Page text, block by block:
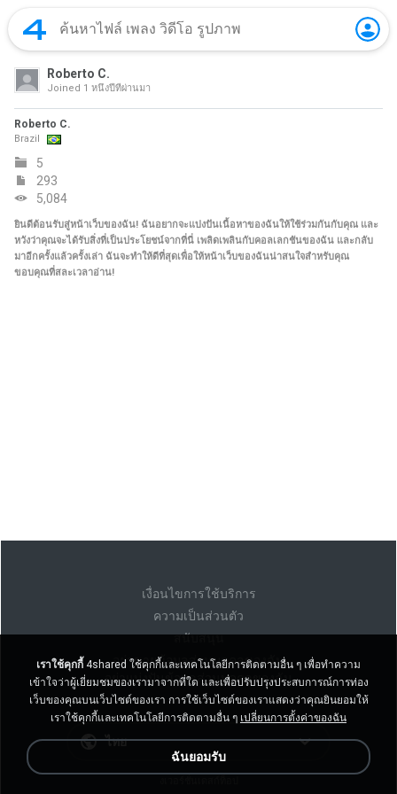
Roberto C.
Joined 1 หนึ่งปีที่ผ่านมา
Roberto C.
Brazil
5
293
5,084
ยินดีต้อนรับสู่หน้าเว็บของฉัน! ฉันอยากจะแบ่งปันเนื้อหาของฉันให้ใช้ร่วมกันกับคุณ และ
หวังว่าคุณจะได้รับสิ่งที่เป็นประโยชน์จากที่นี่ เพลิดเพลินกับคอลเลกชันของฉัน และกลับ
มาอีกครั้งแล้วครั้งเล่า ฉันจะทำให้ดีที่สุดเพื่อให้หน้าเว็บของฉันน่าสนใจสำหรับคุณ
ขอบคุณที่สละเวลาอ่าน!
เงื่อนไขการใช้บริการ
ความเป็นส่วนตัว
สนับสนุน
อย่าขายข้อมูลส่วนบุคคลของฉัน
อย่าแบ่งปันข้อมูลส่วนบุคคลของฉัน
ไทย
เราใช้คุกกี้ 4shared ใช้คุกกี้และเทคโนโลยีการติดตามอื่น ๆ เพื่อทำความ
เข้าใจว่าผู้เยี่ยมชมของเรามาจากที่ใด และเพื่อปรับปรุงประสบการณ์การท่อง
เว็บของคุณบนเว็บไซต์ของเรา การใช้เว็บไซต์ของเราแสดงว่าคุณยินยอมให้
เราใช้คุกกี้และเทคโนโลยีการติดตามอื่น ๆ เปลี่ยนการตั้งค่าของฉัน
ฉันยอมรับ